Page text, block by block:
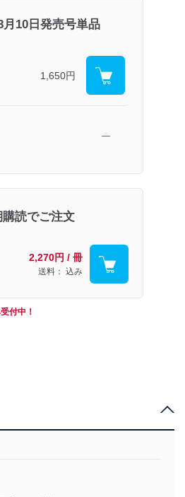
月10日発売号単品
1,650円
―
購読でご注文
2,270円 / 冊
送料： 込み
付中！